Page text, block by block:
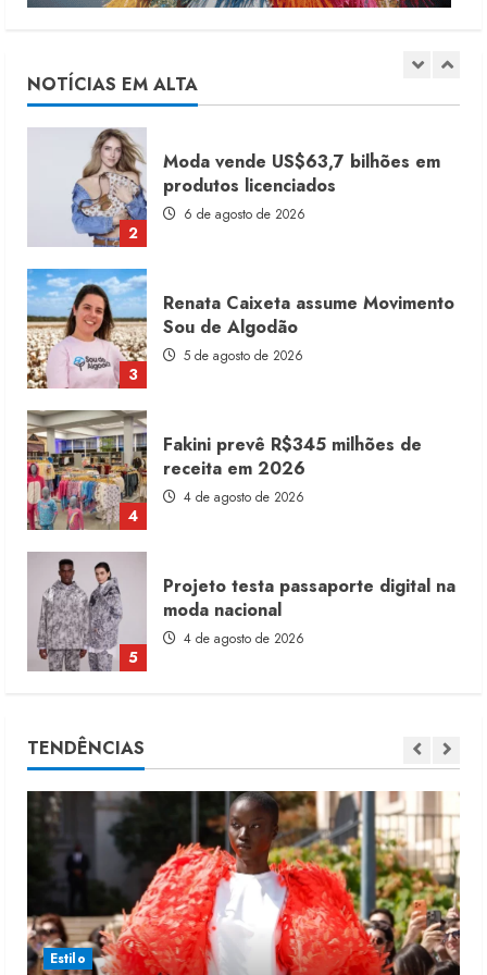
NOTÍCIAS EM ALTA
1
7 de agosto de 2026
2
Moda vende US$63,7 bilhões em
produtos licenciados
6 de agosto de 2026
3
Renata Caixeta assume Movimento
Sou de Algodão
5 de agosto de 2026
4
Fakini prevê R$345 milhões de
receita em 2026
4 de agosto de 2026
5
Projeto testa passaporte digital na
moda nacional
4 de agosto de 2026
1
2
Moda vende US$63,7 bilhões em
produtos licenciados
6 de agosto de 2026
TENDÊNCIAS
Estilo